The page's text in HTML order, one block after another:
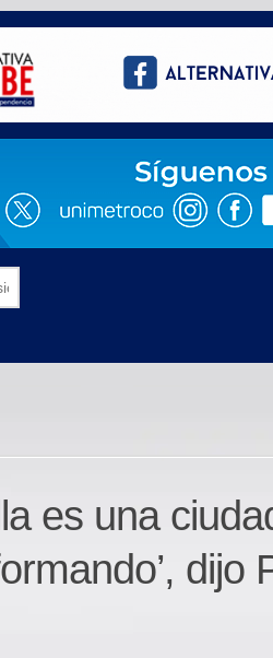
es una
dijo